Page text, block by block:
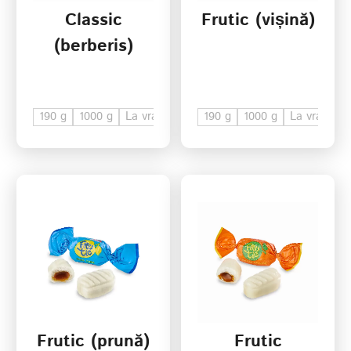
Classic
(berberis)
190 g 1000 g La vrac
Frutic (vișină)
190 g 1000 g La vrac
Frutic (prună) Frutic